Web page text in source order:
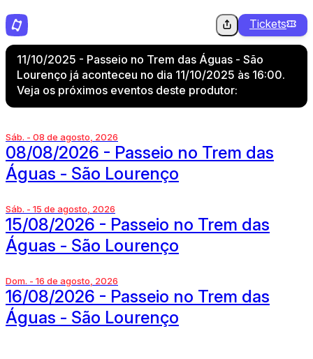
Tickets
11/10/2025 - Passeio no Trem das Águas - São
Lourenço já aconteceu no dia 11/10/2025 às 16:00.
Veja os próximos eventos deste produtor:
Sáb. - 08 de agosto, 2026
08/08/2026 - Passeio no Trem das
Águas - São Lourenço
Sáb. - 15 de agosto, 2026
15/08/2026 - Passeio no Trem das
Águas - São Lourenço
Dom. - 16 de agosto, 2026
16/08/2026 - Passeio no Trem das
Águas - São Lourenço